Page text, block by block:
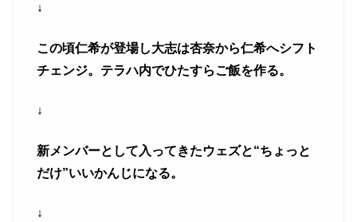
↓
この頃仁希が登場し大志は杏奈から仁希へシフト
チェンジ。テラハ内でひたすらご飯を作る。
↓
新メンバーとして入ってきたウェズと“ちょっと
だけ”いいかんじになる。
↓